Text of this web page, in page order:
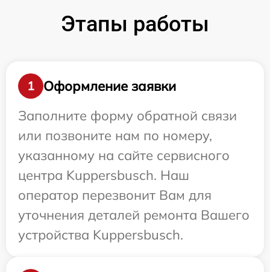
Этапы работы
1
Оформление заявки
Заполните форму обратной связи
или позвоните нам по номеру,
указанному на сайте сервисного
центра Kuppersbusch. Наш
оператор перезвонит Вам для
уточнения деталей ремонта Вашего
устройства Kuppersbusch.